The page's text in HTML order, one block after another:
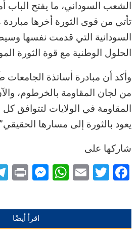
الشعب السوداني، ما يفتح الباب
تأتي من قوى الثورة أخرها
السودانية التي قدمت نفسها
الحلول الوطنية مع قوة الثورة
وأكد أن مبادرة أساتذة
من لجان المقاومة بالخرطوم،
المقاومة في الولايات لتتوافق
يعود بالثورة إلى مسارها
شاركها على
Facebook
Twitter
Email
اقرأ أيضًا